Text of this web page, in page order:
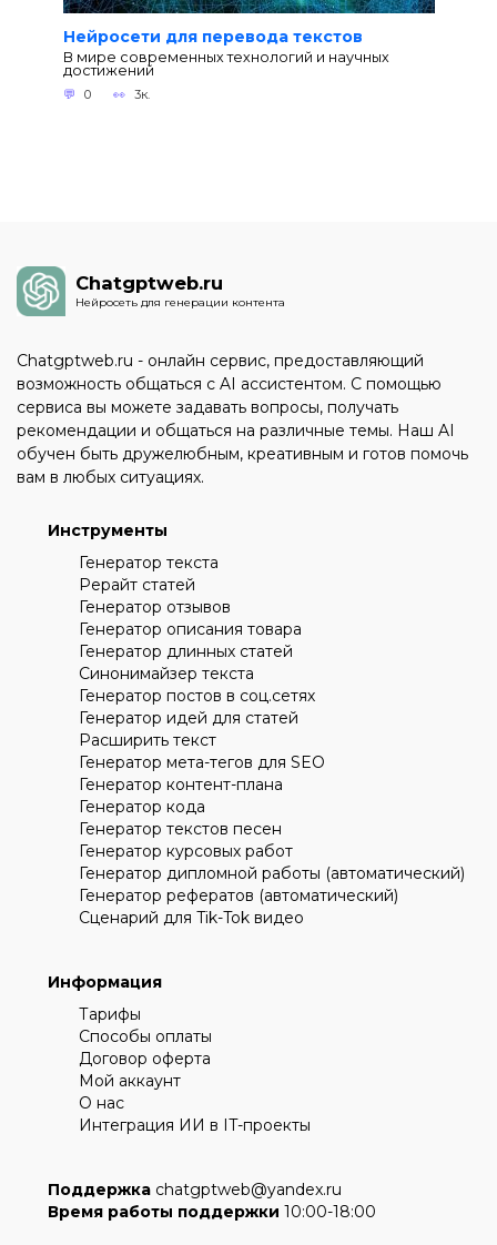
Нейросети для перевода текстов
В мире современных технологий и научных
достижений
0 3к.
Chatgptweb.ru
Нейросеть для генерации контента
Chatgptweb.ru - онлайн сервис, предоставляющий
возможность общаться с AI ассистентом. С помощью
сервиса вы можете задавать вопросы, получать
рекомендации и общаться на различные темы. Наш AI
обучен быть дружелюбным, креативным и готов помочь
вам в любых ситуациях.
Инструменты
Генератор текста
Рерайт статей
Генератор отзывов
Генератор описания товара
Генератор длинных статей
Синонимайзер текста
Генератор постов в соц.сетях
Генератор идей для статей
Расширить текст
Генератор мета-тегов для SEO
Генератор контент-плана
Генератор кода
Генератор текстов песен
Генератор курсовых работ
Генератор дипломной работы (автоматический)
Генератор рефератов (автоматический)
Сценарий для Tik-Tok видео
Информация
Тарифы
Способы оплаты
Договор оферта
Мой аккаунт
О нас
Интеграция ИИ в IT-проекты
Поддержка chatgptweb@yandex.ru
Время работы поддержки 10:00-18:00